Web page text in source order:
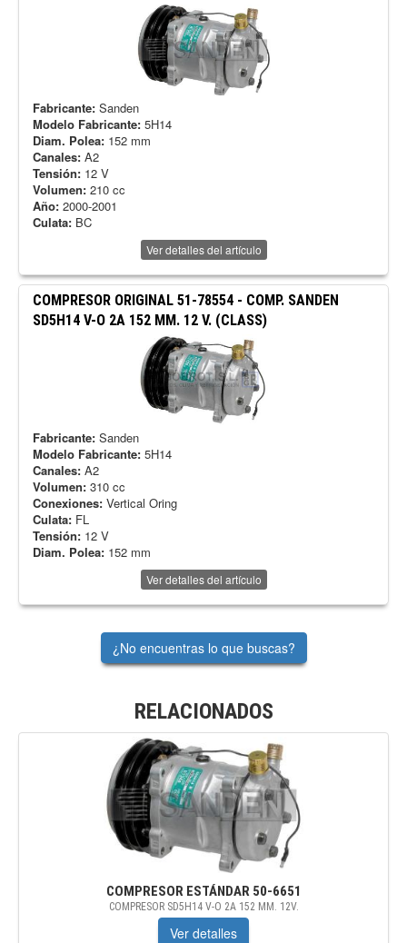
Fabricante: Sanden
Modelo Fabricante: 5H14
Diam. Polea: 152 mm
Canales: A2
Tensión: 12 V
Volumen: 210 cc
Año: 2000-2001
Culata: BC
Ver detalles del artículo
COMPRESOR ORIGINAL 51-78554 - COMP. SANDEN
SD5H14 V-O 2A 152 MM. 12 V. (CLASS)
Fabricante: Sanden
Modelo Fabricante: 5H14
Canales: A2
Volumen: 310 cc
Conexiones: Vertical Oring
Culata: FL
Tensión: 12 V
Diam. Polea: 152 mm
Ver detalles del artículo
¿No encuentras lo que buscas?
RELACIONADOS
COMPRESOR ESTÁNDAR 50-6651
COMPRESOR SD5H14 V-O 2A 152 MM. 12V.
Ver detalles